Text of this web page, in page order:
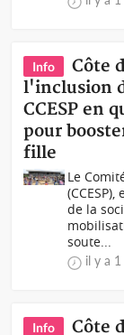
Info
Côte
l'inclusion
CCESP en
pour
fille
Le
de la
soute...
il y a 1
Info
Côte